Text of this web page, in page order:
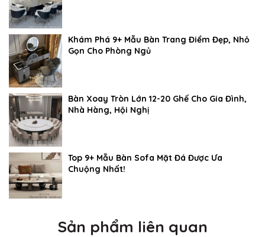
Khám Phá 9+ Mẫu Bàn Trang Điểm Đẹp, Nhỏ
Gọn Cho Phòng Ngủ
Bàn Xoay Tròn Lớn 12-20 Ghế Cho Gia Đình,
Nhà Hàng, Hội Nghị
Top 9+ Mẫu Bàn Sofa Mặt Đá Được Ưa
Chuộng Nhất!
Sản phẩm liên quan